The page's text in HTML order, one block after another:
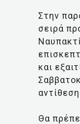
Στην
σειρά
και
Θα